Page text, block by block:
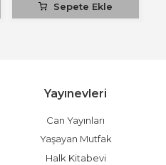
Sepete Ekle
Yayınevleri
Can Yayınları
Yaşayan Mutfak
Halk Kitabevi